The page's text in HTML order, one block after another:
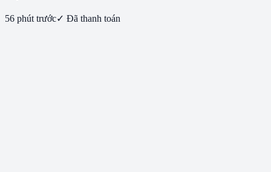
56 phút trước✓ Đã thanh toán